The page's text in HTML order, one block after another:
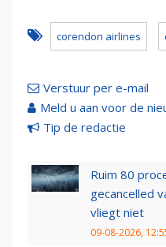
corendon airlines
Verstuur per e-mail
Meld u aan voor de
Tip de redactie
Ruim 80
gecancelled
vliegt niet
09-08-2026,